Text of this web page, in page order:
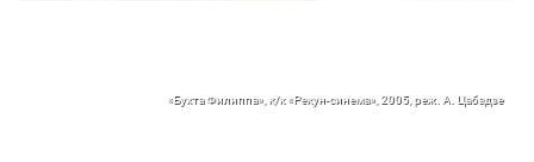
«Бухта Филиппа», к/к «Рекун-синема», 2005, реж. А. Цабадзе